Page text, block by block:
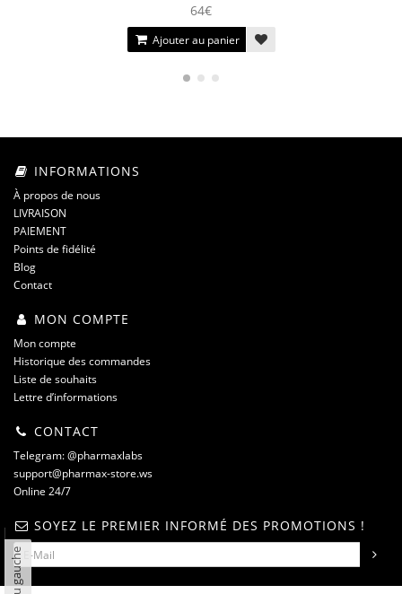
64€
Ajouter au panier
INFORMATIONS
À propos de nous
LIVRAISON
PAIEMENT
Points de fidélité
Blog
Contact
MON COMPTE
Mon compte
Historique des commandes
Liste de souhaits
Lettre d’informations
CONTACT
Telegram: @pharmaxlabs
support@pharmax-store.ws
Online 24/7
SOYEZ LE PREMIER INFORMÉ DES PROMOTIONS !